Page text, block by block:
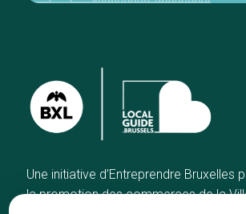
Une initiative d’Entreprendre Bruxelles
la promotion des commerces de la